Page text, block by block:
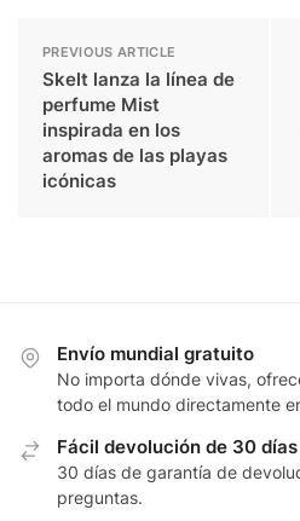
PREVIOUS ARTICLE
Skelt lanza la línea de
perfume Mist
inspirada en los
aromas de las playas
icónicas
Envío mundial gratuito
No importa dónde vivas,
todo el mundo directamente
Fácil devolución de 30 días
30 días de garantía de
preguntas.